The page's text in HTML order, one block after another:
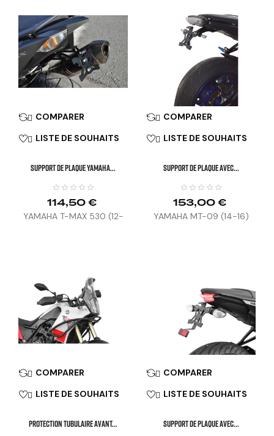
 COMPARER
 LISTE DE SOUHAITS
SUPPORT DE PLAQUE YAMAHA...
114,50 €
YAMAHA T-MAX 530 (12-
 COMPARER
 LISTE DE SOUHAITS
SUPPORT DE PLAQUE AVEC...
153,00 €
YAMAHA MT-09 (14-16)
 COMPARER
 LISTE DE SOUHAITS
PROTECTION TUBULAIRE AVANT...
 COMPARER
 LISTE DE SOUHAITS
SUPPORT DE PLAQUE AVEC...